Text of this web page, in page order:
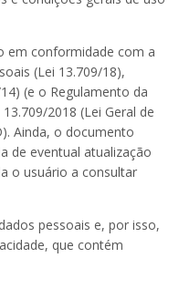
em conformidade com a
(Lei 13.709/18),
(e o Regulamento da
2018 (Lei Geral de
Ainda, o documento
de eventual atualização
o usuário a consultar
pessoais e, por isso,
que contém